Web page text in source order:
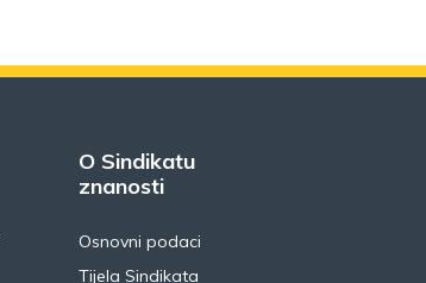
O Sindikatu
znanosti
Osnovni podaci
Tijela Sindikata